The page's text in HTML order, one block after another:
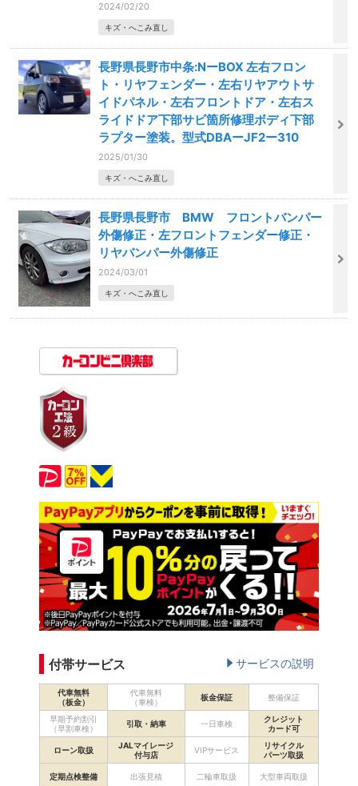
2024/02/20
キズ・へこみ直し
長野県長野市中条:NーBOX 左右フロン
ト・リヤフェンダー・左右リヤアウトサ
イドパネル・左右フロントドア・左右ス
ライドドア下部サビ箇所修理ボディ下部
ラプター塗装。型式DBAーJF2ー310
2025/01/30
キズ・へこみ直し
長野県長野市 BMW フロントバンパー
外傷修正・左フロントフェンダー修正・
リヤバンパー外傷修正
2024/03/01
キズ・へこみ直し
付帯サービス サービスの説明
代車無料
（板金）
代車無料
（車検）
板金保証 整備保証
早期予約割引
（早割車検）
引取・納車 一日車検
クレジット
カード可
ローン取扱
JALマイレージ
付与店
VIPサービス
リサイクル
パーツ取扱
定期点検整備 出張見積 二輪車取扱 大型車両取扱